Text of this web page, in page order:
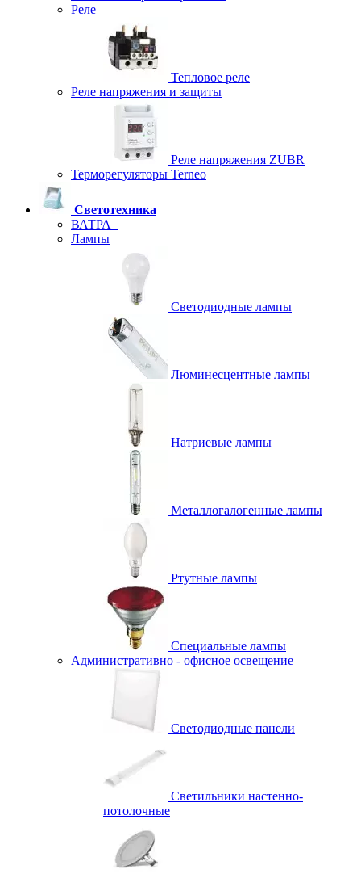
Реле
Тепловое реле
Реле напряжения и защиты
Реле напряжения ZUBR
Терморегуляторы Terneo
Светотехника
ВАТРА
Лампы
Светодиодные лампы
Люминесцентные лампы
Натриевые лампы
Металлогалогенные лампы
Ртутные лампы
Специальные лампы
Административно - офисное освещение
Светодиодные панели
Светильники настенно-
потолочные